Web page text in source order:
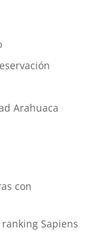
Arahuaca
con
ranking Sapiens